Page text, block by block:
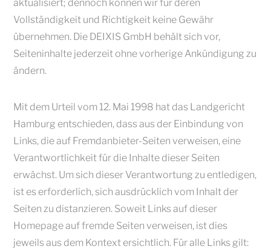
aktualisiert; dennoch können wir für deren
Vollständigkeit und Richtigkeit keine Gewähr
übernehmen. Die DEIXIS GmbH behält sich vor,
Seiteninhalte jederzeit ohne vorherige Ankündigung zu
ändern.
Mit dem Urteil vom 12. Mai 1998 hat das Landgericht
Hamburg entschieden, dass aus der Einbindung von
Links, die auf Fremdanbieter-Seiten verweisen, eine
Verantwortlichkeit für die Inhalte dieser Seiten
erwächst. Um sich dieser Verantwortung zu entledigen,
ist es erforderlich, sich ausdrücklich vom Inhalt der
Seiten zu distanzieren. Soweit Links auf dieser
Homepage auf fremde Seiten verweisen, ist dies
jeweils aus dem Kontext ersichtlich. Für alle Links gilt: